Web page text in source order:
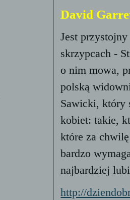
David
Jest
skrzypcach -
o nim mowa,
polską
Sawicki, który
kobiet: takie,
które za
bardzo
najbardziej
http://